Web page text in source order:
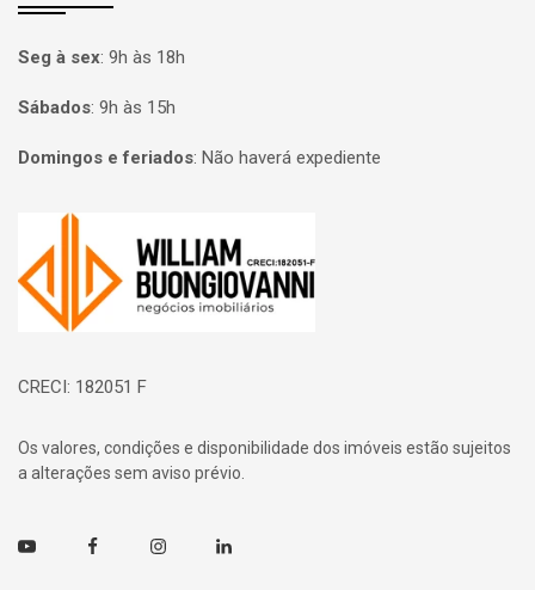
Seg à sex: 9h às 18h
Sábados: 9h às 15h
Domingos e feriados: Não haverá expediente
Página inicial
CRECI: 182051 F
Os valores, condições e disponibilidade dos imóveis estão sujeitos
a alterações sem aviso prévio.
Youtube FacebookInstagramLinkedin